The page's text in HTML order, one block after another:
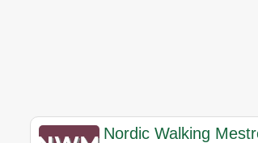
Nordic Walking